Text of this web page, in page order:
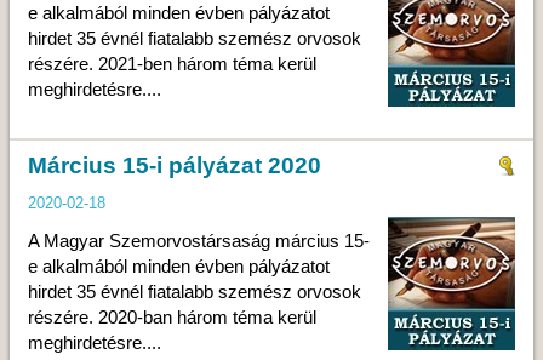
e alkalmából minden évben pályázatot
hirdet 35 évnél fiatalabb szemész orvosok
részére. 2021-ben három téma kerül
meghirdetésre....
Március 15-i pályázat 2020
2020-02-18
A Magyar Szemorvostársaság március 15-
e alkalmából minden évben pályázatot
hirdet 35 évnél fiatalabb szemész orvosok
részére. 2020-ban három téma kerül
meghirdetésre....